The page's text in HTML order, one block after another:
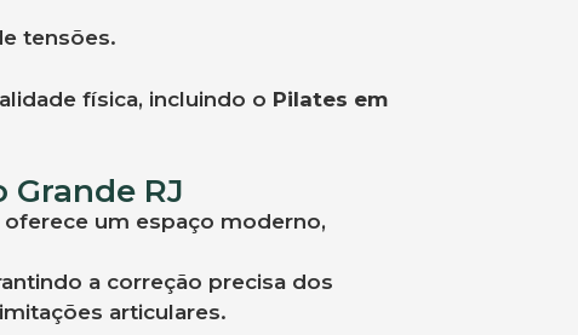
tensões.
física, incluindo o Pilates em
Grande RJ
oferece um espaço moderno,
a correção precisa dos
articulares.